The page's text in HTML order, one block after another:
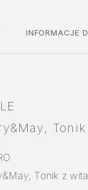
INFORMACJE
Tonik z